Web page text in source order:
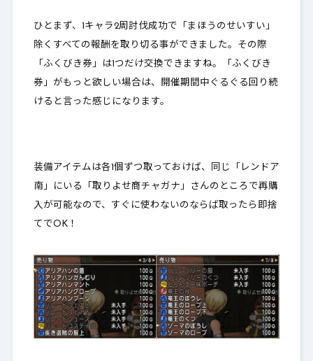
ひとまず、1キャラ2周討伐成功で「まほうのせいすい」
除くすべての報酬を取り切る事ができました。その際
「ふくびき券」は1つだけ交換できますね。「ふくびき
券」がもっと欲しい場合は、開催期間中ぐるぐる回り続
けると言った感じになります。
装備アイテムは各1個ずつ取っておけば、同じ「レンドア
南」にいる「取りよせ商チャガナ」さんのところで再購
入が可能なので、すぐに使わないのならば取ったら即捨
てでOK！